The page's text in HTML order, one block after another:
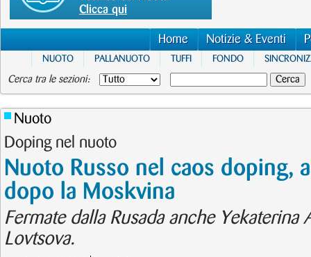
Clicca qui
Home Notizie & Eventi
NUOTO PALLANUOTO TUFFI FONDO
Cerca tra le sezioni:
Nuoto
Doping nel nuoto
Nuoto Russo nel caos doping,
dopo la Moskvina
Fermate dalla Rusada anche Yekaterina
Lovtsova.